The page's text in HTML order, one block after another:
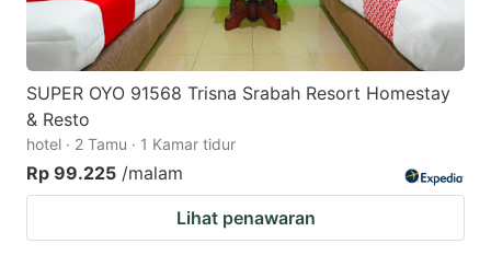
SUPER OYO 91568 Trisna Srabah Resort Homestay
& Resto
hotel · 2 Tamu · 1 Kamar tidur
Rp 99.225 /malam
Lihat penawaran